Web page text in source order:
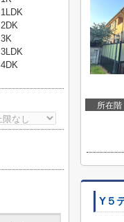
所在階
Y５
1LDK
2DK
3K
3LDK
4DK